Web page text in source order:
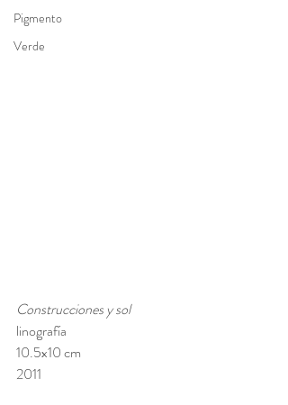
Pigmento
Verde
Construcciones y sol
linografía
10.5x10 cm
2011